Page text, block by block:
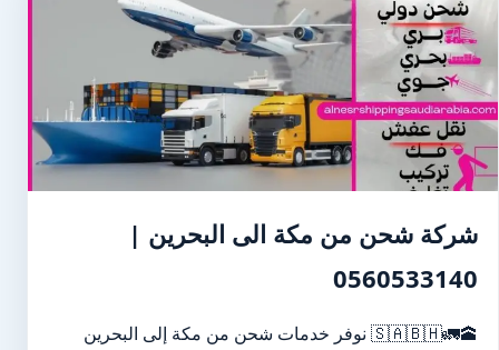
شركة شحن من مكة الى البحرين |
0560533140
🕋🚛🇸🇦🇧🇭 نوفر خدمات شحن من مكة إلى البحرين